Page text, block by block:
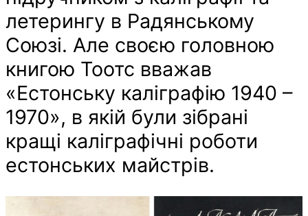
летерингу в Радянському
Союзі. Але своєю головною
книгою Тоотс вважав
«Естонську каліграфію 1940 –
1970», в якій були зібрані
кращі каліграфічні роботи
естонських майстрів.